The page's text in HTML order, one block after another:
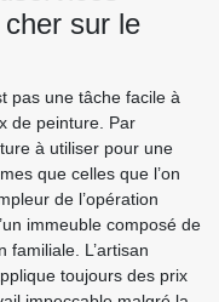
sur le
pas une tâche facile à
de peinture. Par
à utiliser pour une
que celles que l’on
de l’opération
immeuble composé de
familiale. L’artisan
toujours des prix